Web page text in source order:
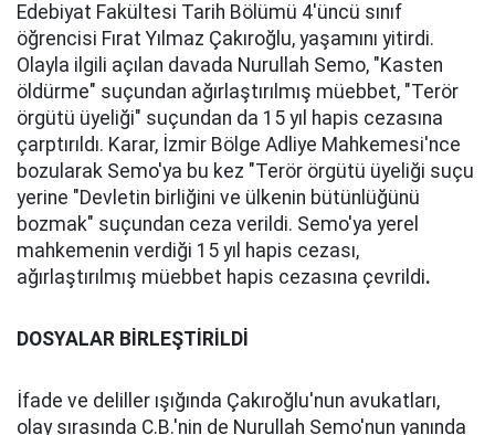
Edebiyat Fakültesi Tarih Bölümü 4'üncü sınıf
öğrencisi Fırat Yılmaz Çakıroğlu, yaşamını yitirdi.
Olayla ilgili açılan davada Nurullah Semo, "Kasten
öldürme" suçundan ağırlaştırılmış müebbet, "Terör
örgütü üyeliği" suçundan da 15 yıl hapis cezasına
çarptırıldı. Karar, İzmir Bölge Adliye Mahkemesi'nce
bozularak Semo'ya bu kez "Terör örgütü üyeliği suçu
yerine "Devletin birliğini ve ülkenin bütünlüğünü
bozmak" suçundan ceza verildi. Semo'ya yerel
mahkemenin verdiği 15 yıl hapis cezası,
ağırlaştırılmış müebbet hapis cezasına çevrildi.
DOSYALAR BİRLEŞTİRİLDİ
İfade ve deliller ışığında Çakıroğlu'nun avukatları,
olay sırasında C.B.'nin de Nurullah Semo'nun yanında